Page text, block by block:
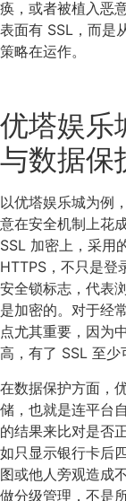
痪，或者被植入恶
表面有 SSL，而是
策略在运作。
优塔娱乐
与数据保
以优塔娱乐城为例
意在安全机制上花
SSL 加密上，采用
HTTPS，不只是登
安全锁标志，代表
是加密的。对于经
点尤其重要，因为
高，有了 SSL 至少
在数据保护方面，
储，也就是连平台
的结果来比对是否
如只显示银行卡后
图或他人旁观造成
做分级管理，不是